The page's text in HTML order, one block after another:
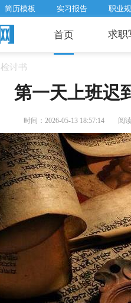
简历模板 实习报告 职业
首页 求职
检讨书
第一天上班迟
时间：2026-05-13 18:57:14 阅